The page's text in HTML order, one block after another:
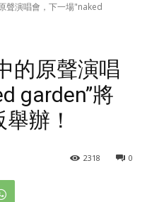
聲演唱會，下一場"naked
的原聲演唱
garden”將
辦！
0
2318